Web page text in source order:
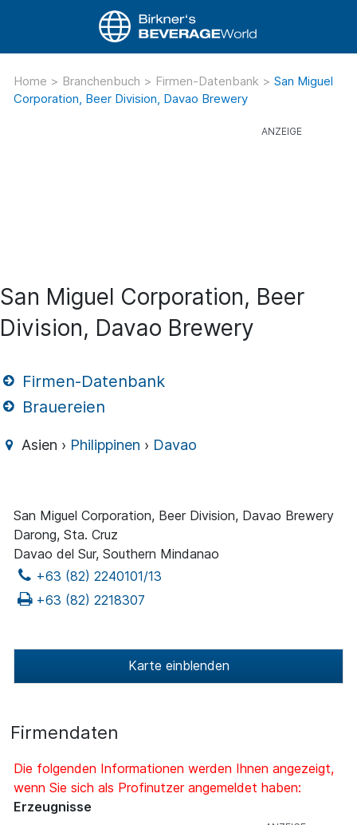
Home > Branchenbuch > Firmen-Datenbank > San Miguel
Corporation, Beer Division, Davao Brewery
San Miguel Corporation, Beer
Division, Davao Brewery
Firmen-Datenbank
Brauereien
Asien › Philippinen › Davao
San Miguel Corporation, Beer Division, Davao Brewery
Darong, Sta. Cruz
Davao del Sur, Southern Mindanao
+63 (82) 2240101/13
+63 (82) 2218307
Karte einblenden
Firmendaten
Die folgenden Informationen werden Ihnen angezeigt,
wenn Sie sich als Profinutzer angemeldet haben:
Erzeugnisse